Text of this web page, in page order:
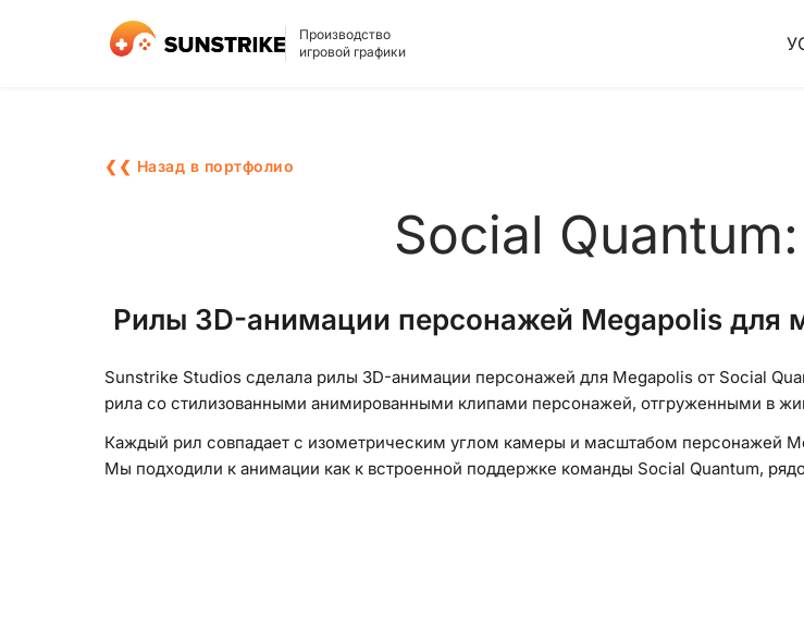
Производство
игровой графики
❮❮ Назад в портфолио
Social
Рилы 3D-анимации персонажей Megapolis для
Sunstrike Studios сделала рилы 3D-анимации персонажей для Megapolis от Social
рила со стилизованными анимированными клипами персонажей, отгруженными в
Каждый рил совпадает с изометрическим углом камеры и масштабом персонажей
Мы подходили к анимации как к встроенной поддержке команды Social Quantum,